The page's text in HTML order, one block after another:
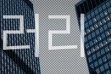
리